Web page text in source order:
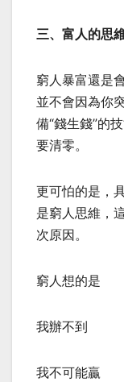
三、富人的思
窮人暴富還是
並不會因為你
備“錢生錢”的
要清零。
更可怕的是，
是窮人思維，
次原因。
窮人想的是
我辦不到
我不可能贏